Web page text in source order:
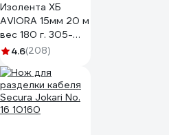
Изолента ХБ
AVIORA 15мм 20 м
вес 180 г. 305-
0654.6(208)